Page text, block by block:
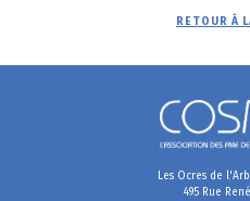
RETOUR À
Les Ocres de
495 Rue